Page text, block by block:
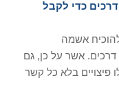
כדי לקבל
אשמה
דרכים. אשר על כן, גם
פיצויים בלא כל קשר